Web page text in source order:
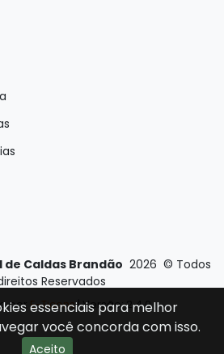
Caldas Brandão 2026 © Todos
Reservados
por E-Ticons| Versão: 2.4.0
essenciais para melhor
você concorda com isso.
Aceito